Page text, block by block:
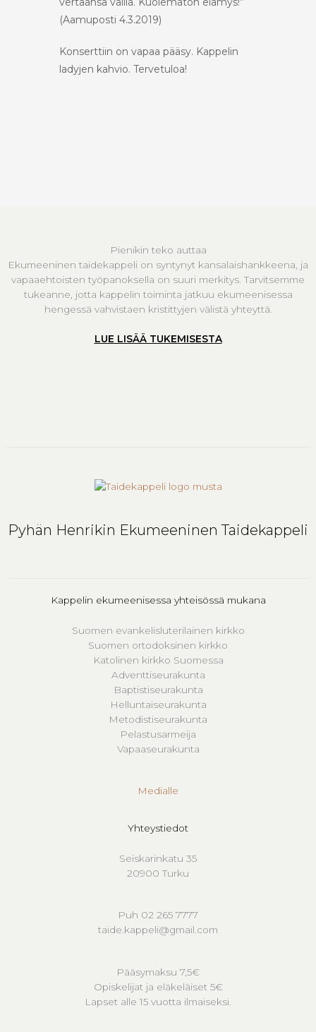
(Aamuposti 4.3.2019)
Konserttiin on vapaa pääsy. Kappelin
ladyjen kahvio. Tervetuloa!
Pienikin teko auttaa
Ekumeeninen taidekappeli on syntynyt kansalaishankkeena, ja
vapaaehtoisten työpanoksella on suuri merkitys. Tarvitsemme
tukeanne, jotta kappelin toiminta jatkuu ekumeenisessa
hengessä vahvistaen kristittyjen välistä yhteyttä.
LUE LISÄÄ TUKEMISESTA
Pyhän Henrikin Ekumeeninen Taidekappeli
Kappelin ekumeenisessa yhteisössä mukana
Suomen evankelisluterilainen kirkko
Suomen ortodoksinen kirkko
Katolinen kirkko Suomessa
Adventtiseurakunta
Baptistiseurakunta
Helluntaiseurakunta
Metodistiseurakunta
Pelastusarmeija
Vapaaseurakunta
Medialle
Yhteystiedot
Seiskarinkatu 35
20900 Turku
Puh 02 265 7777
taide.kappeli@gmail.com
Pääsymaksu 7,5€
Opiskelijat ja eläkeläiset 5€
Lapset alle 15 vuotta ilmaiseksi.